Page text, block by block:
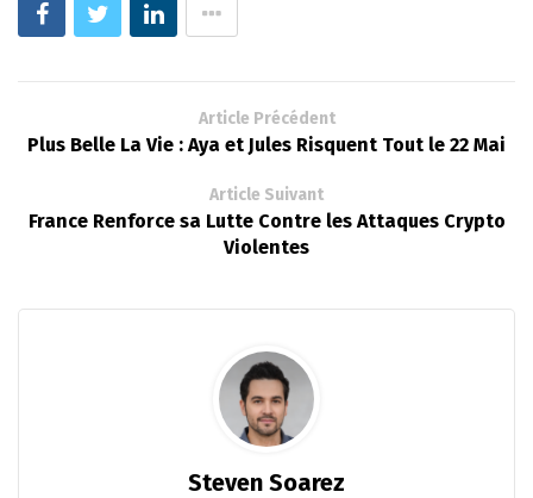
Article Précédent
Plus Belle La Vie : Aya et Jules Risquent Tout le 22 Mai
Article Suivant
France Renforce sa Lutte Contre les Attaques Crypto
Violentes
Steven Soarez